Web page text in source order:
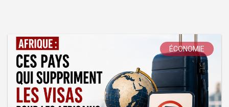
ÉCONOMIE